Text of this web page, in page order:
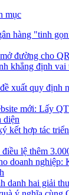
mục
hàng "tinh
đường cho
khẳng định vai
xuất quy định
mới: Lấy
diện
kết hợp tác
lệ thêm
doanh nghiệp:
danh hai giải